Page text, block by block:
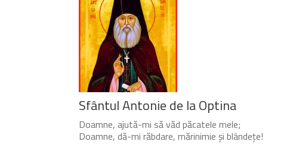
Sfântul Antonie de la Optina
Doamne, ajută-mi să văd păcatele mele;
Doamne, dă-mi răbdare, mărinimie şi blândeţe!